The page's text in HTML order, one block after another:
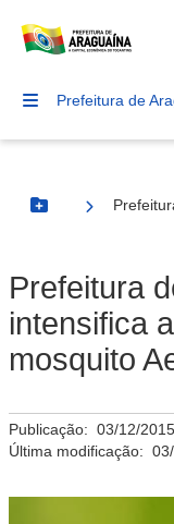
Prefeitura de
Botão Menu
Prefeitura
intensifica
mosquito
Publicação: 03/12/
Última modificação: